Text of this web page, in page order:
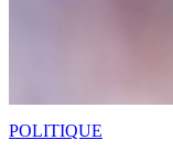
POLITIQUE